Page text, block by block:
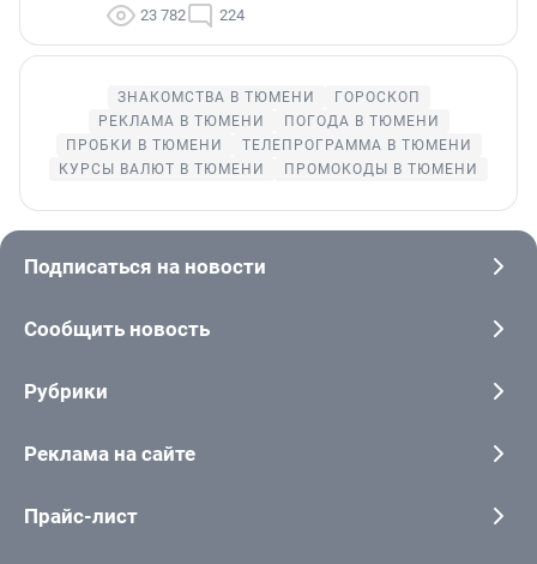
23 782 224
ЗНАКОМСТВА В ТЮМЕНИ
ГОРОСКОП
РЕКЛАМА В ТЮМЕНИ
ПОГОДА В ТЮМЕНИ
ПРОБКИ В ТЮМЕНИ
ТЕЛЕПРОГРАММА В ТЮМЕНИ
КУРСЫ ВАЛЮТ В ТЮМЕНИ
ПРОМОКОДЫ В ТЮМЕНИ
Подписаться на новости
Сообщить новость
Рубрики
Реклама на сайте
Прайс-лист